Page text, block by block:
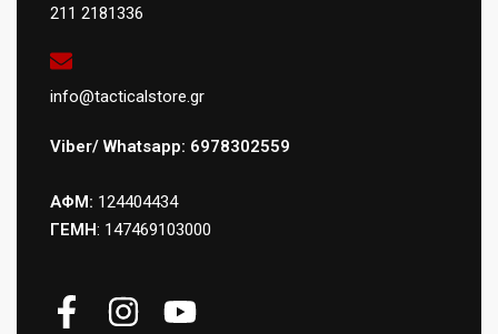
211 2181336
info@tacticalstore.gr
Viber/ Whatsapp: 6978302559
ΑΦΜ: 124404434
ΓΕΜΗ: 147469103000